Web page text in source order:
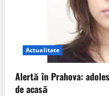
Actualitate
Alertă în Prahova:
de acasă